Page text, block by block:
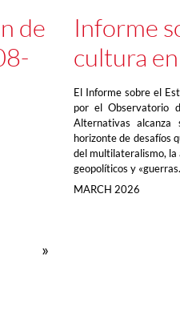
de
Informe
cultura
El Informe sobre el
por el Observatorio
Alternativas
horizonte de desafíos
del multilateralismo, la
geopolíticos y
MARCH 2026
»